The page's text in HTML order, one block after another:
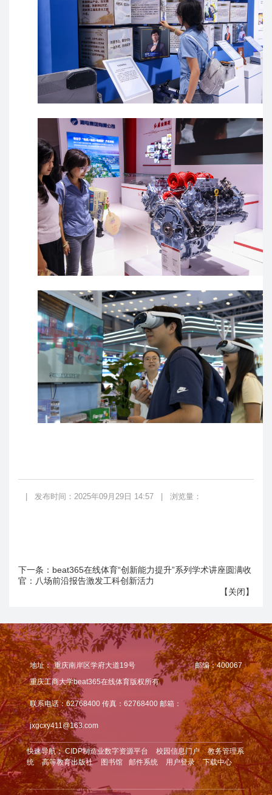
发布时间：2025年09月29日 14:57 浏览量：
下一条： beat365在线体育“创新能力提升”系列学术讲座圆满收
官：八场前沿报告激发工科创新活力
【关闭】
地址： 重庆南岸区学府大道19号
邮编：400067
重庆工商大学beat365在线体育版权所有
联系电话：62768400 传真：62768400 邮箱：
jxgcxy411@163.com
快速导航： CIDP制造业数字资源平台 校园信息门户
教务管理系
统
高等教育出版社 图书馆 邮件系统 用户登录 下载中心